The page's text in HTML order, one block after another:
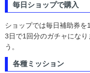
毎日ショップで購入
ショップでは毎日補助券を
3日で1回分のガチャにな
う。
各種ミッション